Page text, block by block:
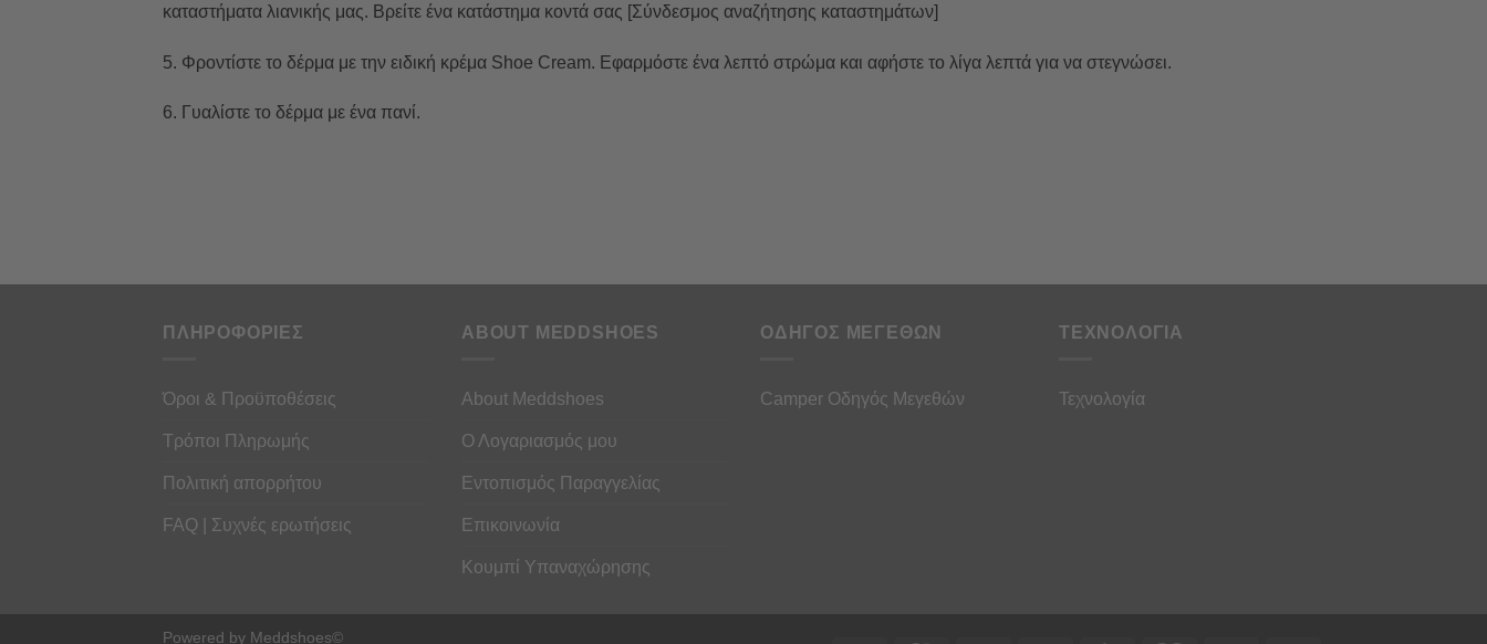
καταστήματα λιανικής μας. Βρείτε ένα κατάστημα κοντά σας [Σύνδεσμος αναζήτησης καταστημάτων]
5. Φροντίστε το δέρμα με την ειδική κρέμα Shoe Cream. Εφαρμόστε ένα λεπτό στρώμα και αφήστε το λίγα λεπτά για να στεγνώσει.
6. Γυαλίστε το δέρμα με ένα πανί.
ΠΛΗΡΟΦΟΡΙΕΣ
Όροι & Προϋποθέσεις
Τρόποι Πληρωμής
Πολιτική απορρήτου
FAQ | Συχνές ερωτήσεις
ABOUT MEDDSHOES
About Meddshoes
Ο Λογαριασμός μου
Εντοπισμός Παραγγελίας
Επικοινωνία
Κουμπί Υπαναχώρησης
ΟΔΗΓΟΣ ΜΕΓΕΘΩΝ
Camper Οδηγός Μεγεθών
ΤΕΧΝΟΛΟΓΙΑ
Τεχνολογία
Powered by Meddshoes©